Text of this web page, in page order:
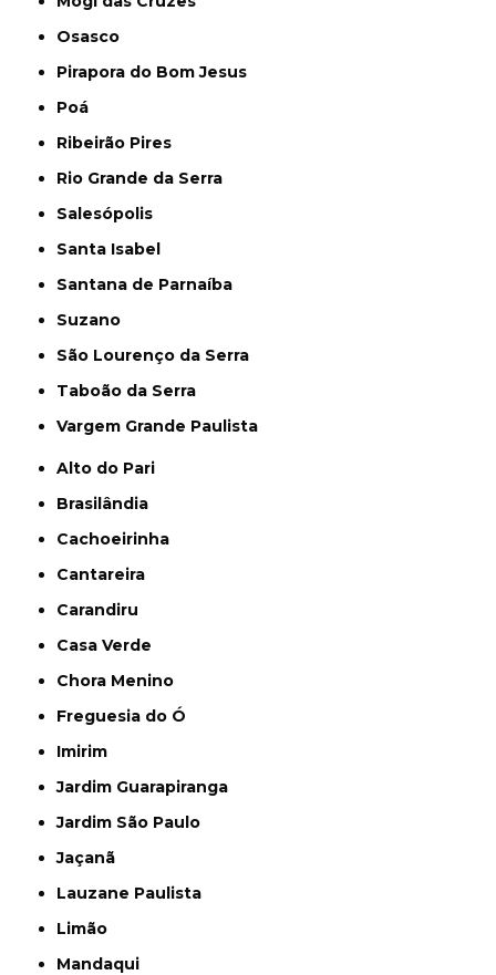
Osasco
Pirapora do Bom Jesus
Poá
Ribeirão Pires
Rio Grande da Serra
Salesópolis
Santa Isabel
Santana de Parnaíba
Suzano
São Lourenço da Serra
Taboão da Serra
Vargem Grande Paulista
Alto do Pari
Brasilândia
Cachoeirinha
Cantareira
Carandiru
Casa Verde
Chora Menino
Freguesia do Ó
Imirim
Jardim Guarapiranga
Jardim São Paulo
Jaçanã
Lauzane Paulista
Limão
Mandaqui